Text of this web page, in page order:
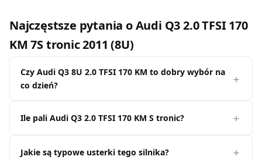
Najczęstsze pytania o Audi Q3 2.0 TFSI 170
KM 7S tronic 2011 (8U)
Czy Audi Q3 8U 2.0 TFSI 170 KM to dobry wybór na
co dzień?
Ile pali Audi Q3 2.0 TFSI 170 KM S tronic?
Jakie są typowe usterki tego silnika?